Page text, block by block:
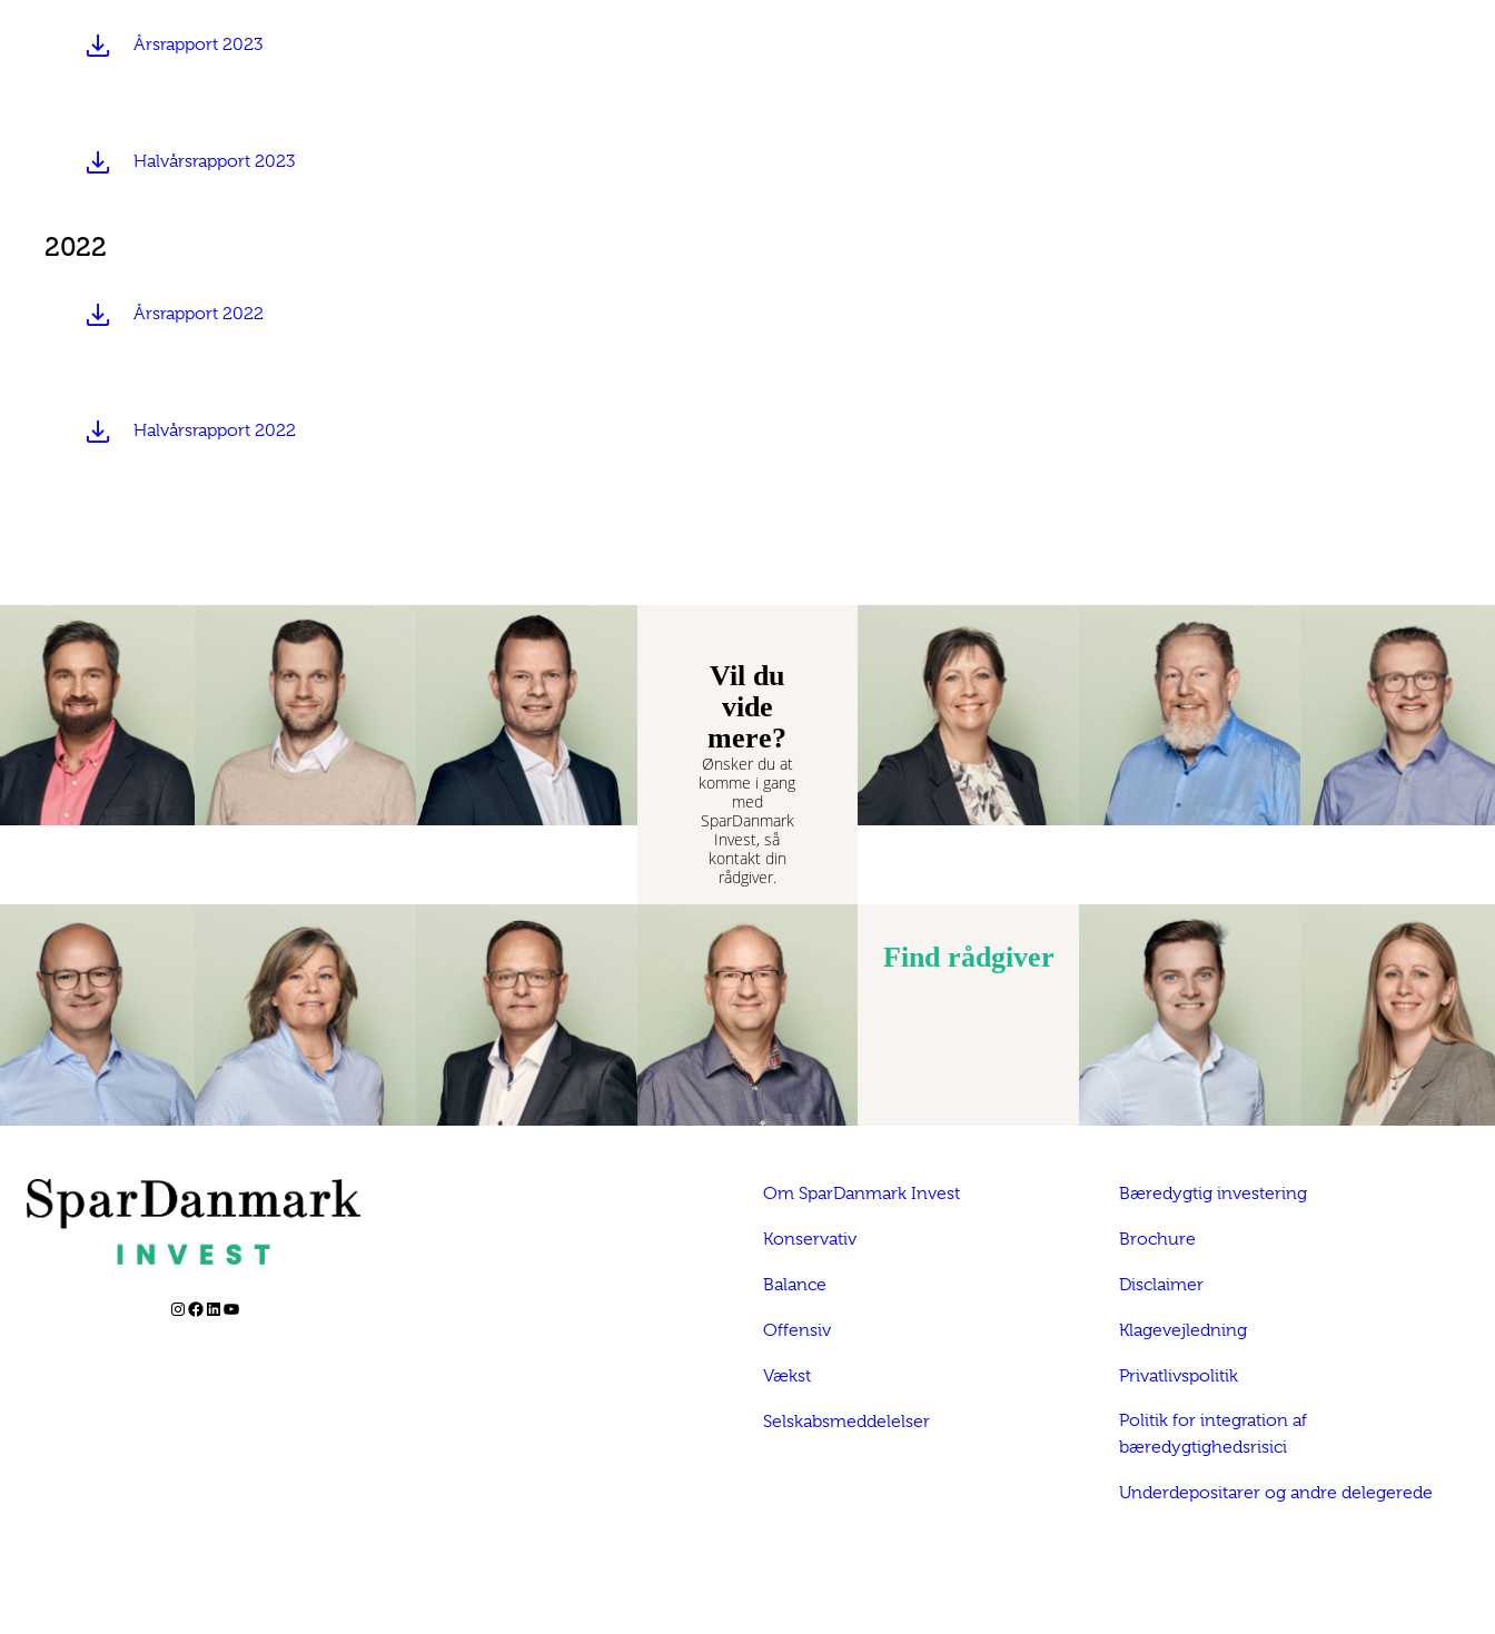
Årsrapport 2023
Halvårsrapport 2023
2022
Årsrapport 2022
Halvårsrapport 2022
Vil du
vide
mere?
Ønsker du at
komme i gang
med
SparDanmark
Invest, så
kontakt din
rådgiver.
Find rådgiver
InstagramFacebook LinkedIn YouTube
Om SparDanmark Invest
Konservativ
Balance
Offensiv
Vækst
Selskabsmeddelelser
Bæredygtig investering
Brochure
Disclaimer
Klagevejledning
Privatlivspolitik
Politik for integration af
bæredygtighedsrisici
Underdepositarer og andre delegerede